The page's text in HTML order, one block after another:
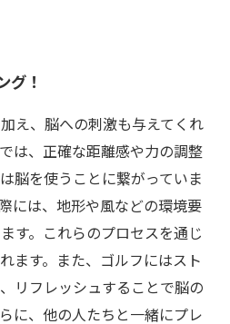
グ！
え、脳への刺激も与えてくれ
は、正確な距離感や力の調整
脳を使うことに繋がっていま
には、地形や風などの環境要
す。これらのプロセスを通じ
ます。また、ゴルフにはスト
リフレッシュすることで脳の
に、他の人たちと一緒にプレ